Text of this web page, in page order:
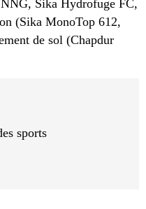
Sika Hydrofuge FC,
(Sika MonoTop 612,
de sol (Chapdur
sports